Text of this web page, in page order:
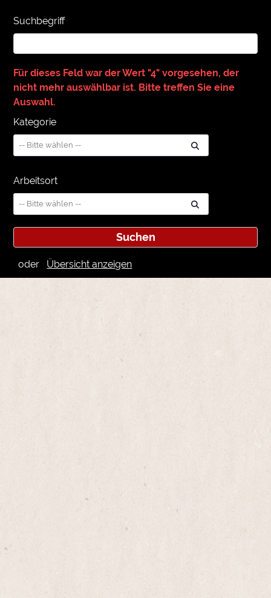
Suchbegriff
Für dieses Feld war der Wert "4" vorgesehen, der
nicht mehr auswählbar ist. Bitte treffen Sie eine
Auswahl.
Kategorie
Arbeitsort
oder Übersicht anzeigen